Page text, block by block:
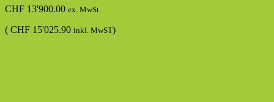
CHF 13'900.00 ex. MwSt.
( CHF 15'025.90 inkl. MwST)